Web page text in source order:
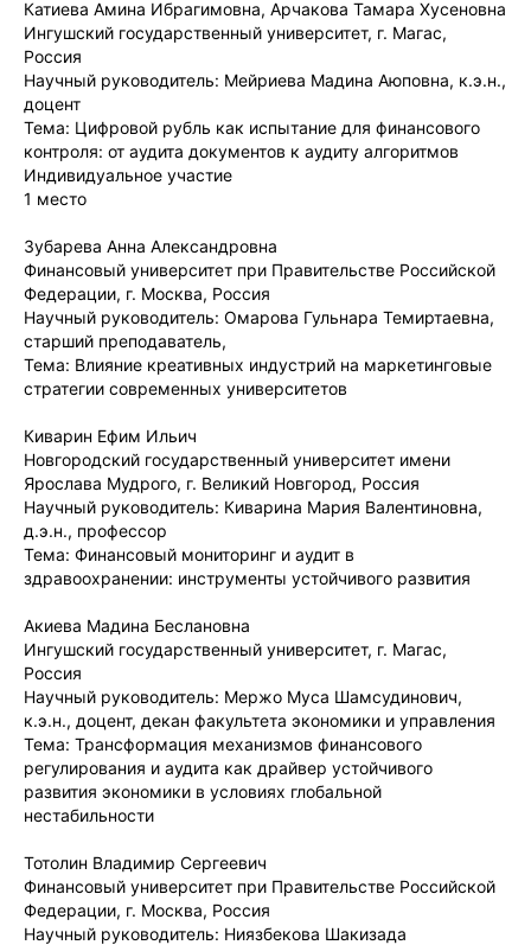
Катиева Амина Ибрагимовна, Арчакова Тамара Хусеновна
Ингушский государственный университет, г. Магас,
Россия
Научный руководитель: Мейриева Мадина Аюповна, к.э.н.,
доцент
Тема: Цифровой рубль как испытание для финансового
контроля: от аудита документов к аудиту алгоритмов
Индивидуальное участие
1 место
Зубарева Анна Александровна
Финансовый университет при Правительстве Российской
Федерации, г. Москва, Россия
Научный руководитель: Омарова Гульнара Темиртаевна,
старший преподаватель,
Тема: Влияние креативных индустрий на маркетинговые
стратегии современных университетов
Киварин Ефим Ильич
Новгородский государственный университет имени
Ярослава Мудрого, г. Великий Новгород, Россия
Научный руководитель: Киварина Мария Валентиновна,
д.э.н., профессор
Тема: Финансовый мониторинг и аудит в
здравоохранении: инструменты устойчивого развития
Акиева Мадина Беслановна
Ингушский государственный университет, г. Магас,
Россия
Научный руководитель: Мержо Муса Шамсудинович,
к.э.н., доцент, декан факультета экономики и управления
Тема: Трансформация механизмов финансового
регулирования и аудита как драйвер устойчивого
развития экономики в условиях глобальной
нестабильности
Тотолин Владимир Сергеевич
Финансовый университет при Правительстве Российской
Федерации, г. Москва, Россия
Научный руководитель: Ниязбекова Шакизада